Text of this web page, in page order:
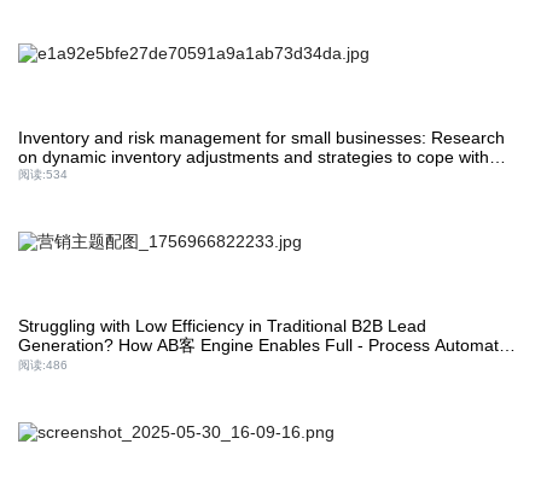
Inventory and risk management for small businesses: Research
on dynamic inventory adjustments and strategies to cope with
market fluctuations!
阅读:534
Struggling with Low Efficiency in Traditional B2B Lead
Generation? How AB客 Engine Enables Full - Process Automated
Lead Generation for Foreign Trade Enterprises
阅读:486